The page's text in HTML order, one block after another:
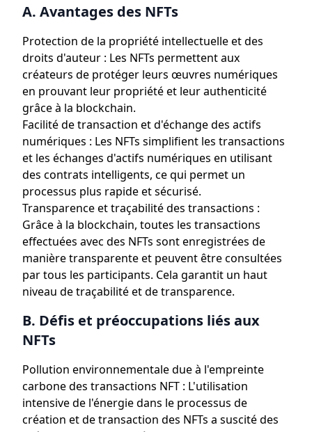
A. Avantages des NFTs
Protection de la propriété intellectuelle et des
droits d'auteur : Les NFTs permettent aux
créateurs de protéger leurs œuvres numériques
en prouvant leur propriété et leur authenticité
grâce à la blockchain.
Facilité de transaction et d'échange des actifs
numériques : Les NFTs simplifient les transactions
et les échanges d'actifs numériques en utilisant
des contrats intelligents, ce qui permet un
processus plus rapide et sécurisé.
Transparence et traçabilité des transactions :
Grâce à la blockchain, toutes les transactions
effectuées avec des NFTs sont enregistrées de
manière transparente et peuvent être consultées
par tous les participants. Cela garantit un haut
niveau de traçabilité et de transparence.
B. Défis et préoccupations liés aux
NFTs
Pollution environnementale due à l'empreinte
carbone des transactions NFT : L'utilisation
intensive de l'énergie dans le processus de
création et de transaction des NFTs a suscité des